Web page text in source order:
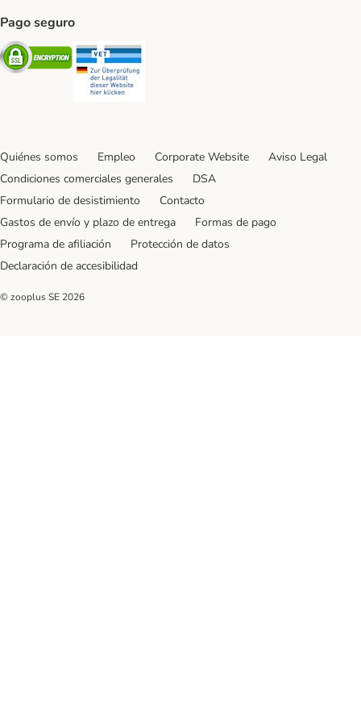
Pago seguro
Security
Quiénes somos Empleo Corporate Website
Aviso Legal
Condiciones comerciales generales
DSA
Formulario de desistimiento
Contacto
Gastos de envío y plazo de entrega
Formas de pago
Programa de afiliación
Protección de datos
Declaración de accesibilidad
© zooplus SE 2026